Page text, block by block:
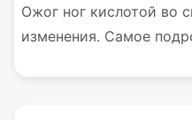
Ожог ног кислотой во
изменения. Самое